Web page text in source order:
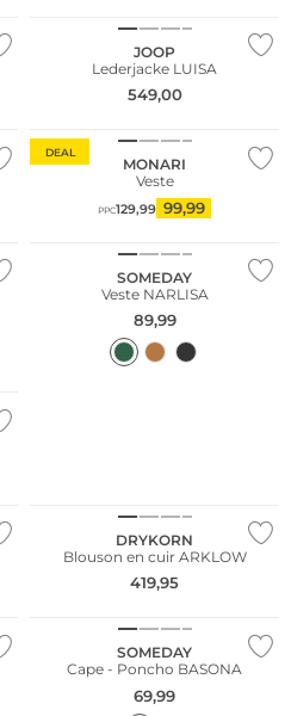
JOOP
Lederjacke LUISA
549,00
DEAL
MONARI
Veste
PPC129,99 99,99
SOMEDAY
Veste NARLISA
89,99
DRYKORN
Blouson en cuir ARKLOW
419,95
SOMEDAY
Cape - Poncho BASONA
69,99